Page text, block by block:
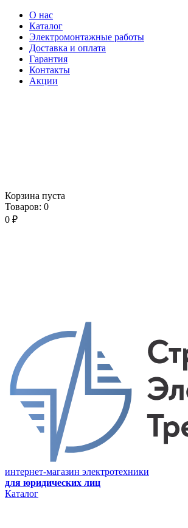
О нас
Каталог
Электромонтажные работы
Доставка и оплата
Гарантия
Контакты
Акции
Корзина пуста
Товаров: 0
0 ₽
интернет-магазин электротехники
для юридических лиц
Каталог